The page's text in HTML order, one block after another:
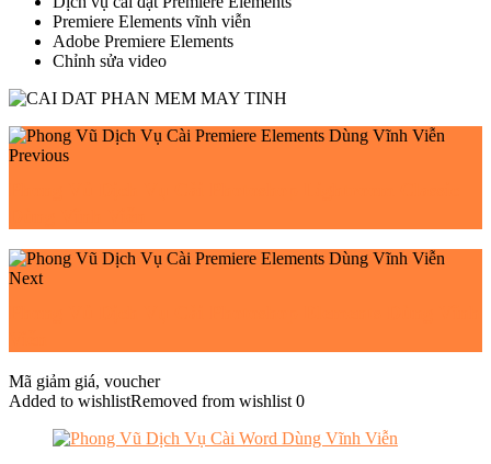
Premiere Elements vĩnh viễn
Adobe Premiere Elements
Chỉnh sửa video
Previous
Next
Mã giảm giá, voucher
Added to wishlistRemoved from wishlist 0